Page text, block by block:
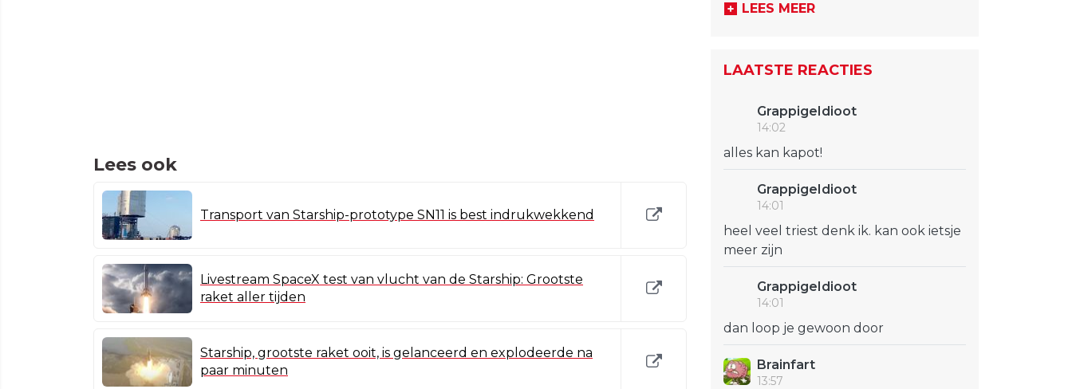
Lees ook
Transport van Starship-prototype SN11 is best indrukwekkend
Livestream SpaceX test van vlucht van de Starship: Grootste
raket aller tijden
Starship, grootste raket ooit, is gelanceerd en explodeerde na
paar minuten
LEES MEER
LAATSTE REACTIES
GrappigeIdioot
14:02
alles kan kapot!
GrappigeIdioot
14:01
heel veel triest denk ik. kan ook ietsje
meer zijn
GrappigeIdioot
14:01
dan loop je gewoon door
Brainfart
13:57